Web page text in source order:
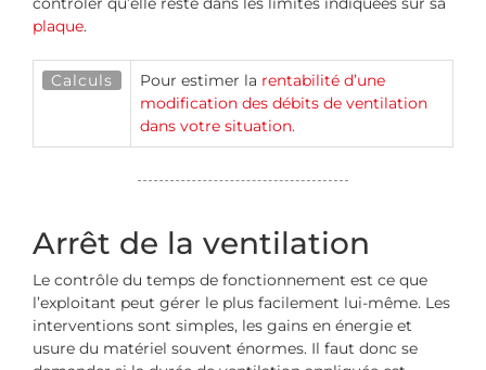
plaque.
Calculs Pour estimer la rentabilité d’une
modification des débits de ventilation
dans votre situation.
Arrêt de la ventilation
Le contrôle du temps de fonctionnement est ce que
l’exploitant peut gérer le plus facilement lui-même. Les
interventions sont simples, les gains en énergie et
usure du matériel souvent énormes. Il faut donc se